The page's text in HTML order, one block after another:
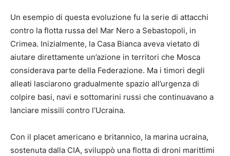
Un esempio di questa evoluzione fu la serie di attacchi
contro la flotta russa del Mar Nero a Sebastopoli, in
Crimea. Inizialmente, la Casa Bianca aveva vietato di
aiutare direttamente un’azione in territori che Mosca
considerava parte della Federazione. Ma i timori degli
alleati lasciarono gradualmente spazio all’urgenza di
colpire basi, navi e sottomarini russi che continuavano a
lanciare missili contro l’Ucraina.
Con il placet americano e britannico, la marina ucraina,
sostenuta dalla CIA, sviluppò una flotta di droni marittimi